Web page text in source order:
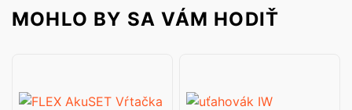
MOHLO BY SA VÁM HODIŤ